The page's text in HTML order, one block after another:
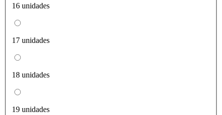
16 unidades
17 unidades
18 unidades
19 unidades